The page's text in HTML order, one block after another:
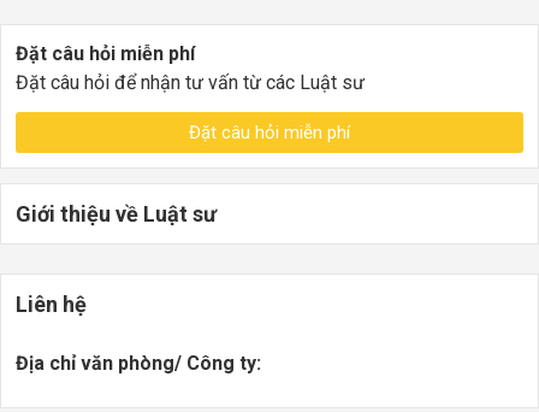
Đặt câu hỏi miễn phí
Đặt câu hỏi để nhận tư vấn từ các Luật sư
Đặt câu hỏi miễn phí
Giới thiệu về Luật sư
Liên hệ
Địa chỉ văn phòng/ Công ty: